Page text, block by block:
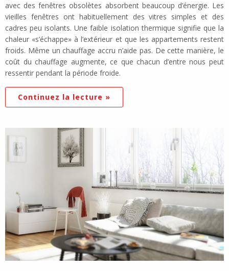
avec des fenêtres obsolètes absorbent beaucoup d’énergie. Les
vieilles fenêtres ont habituellement des vitres simples et des
cadres peu isolants. Une faible isolation thermique signifie que la
chaleur «s’échappe» à l’extérieur et que les appartements restent
froids. Même un chauffage accru n’aide pas. De cette manière, le
coût du chauffage augmente, ce que chacun d’entre nous peut
ressentir pendant la période froide.
Continuez la lecture »